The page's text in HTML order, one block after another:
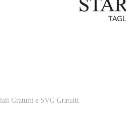
Gratuiti e SVG Gratuiti